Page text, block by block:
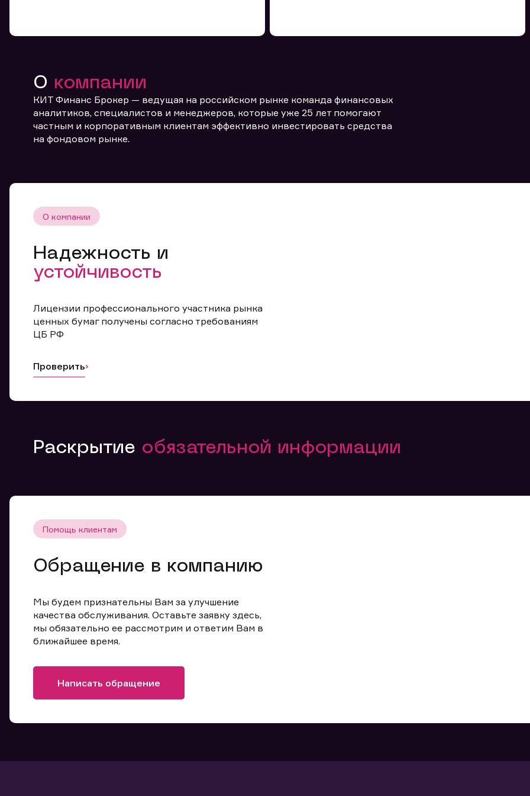
О компании
КИТ Финанс Брокер — ведущая на российском рынке команда финансовых
аналитиков, специалистов и менеджеров, которые уже 25 лет помогают
частным и корпоративным клиентам эффективно инвестировать средства
на фондовом рынке.
О компании
Надежность и
устойчивость
Лицензии профессионального участника рынка
ценных бумаг получены согласно требованиям
ЦБ РФ
Проверить
Раскрытие обязательной информации
Помощь клиентам
Обращение в компанию
Мы будем признательны Вам за улучшение
качества обслуживания. Оставьте заявку здесь,
мы обязательно ее рассмотрим и ответим Вам в
ближайшее время.
Написать обращение
Отправить заявку